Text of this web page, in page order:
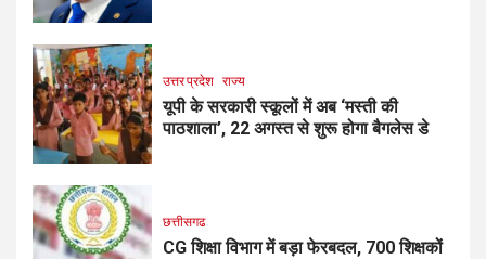
उत्तर प्रदेश राज्य
यूपी के सरकारी स्कूलों में अब ‘मस्ती की
पाठशाला’, 22 अगस्त से शुरू होगा बैगलेस डे
छत्तीसगढ
CG शिक्षा विभाग में बड़ा फेरबदल, 700 शिक्षकों